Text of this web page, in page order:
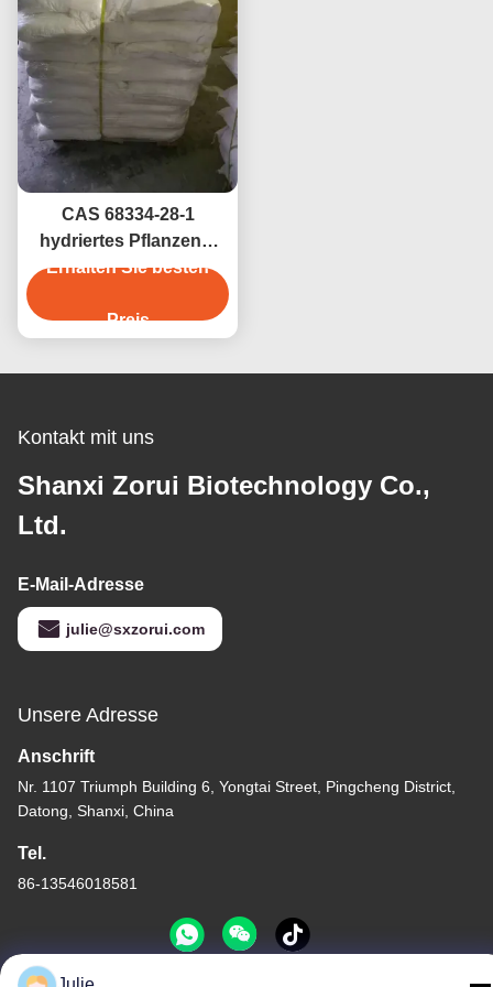
CAS 68334-28-1
hydriertes Pflanzenöl
(HVO) in
Backwaren und
Erhalten Sie besten
Preis
Kontakt mit uns
Shanxi Zorui Biotechnology Co.,
Ltd.
E-Mail-Adresse
julie@sxzorui.com
Unsere Adresse
Anschrift
Nr. 1107 Triumph Building 6, Yongtai Street, Pingcheng District,
Datong, Shanxi, China
Tel.
86-13546018581